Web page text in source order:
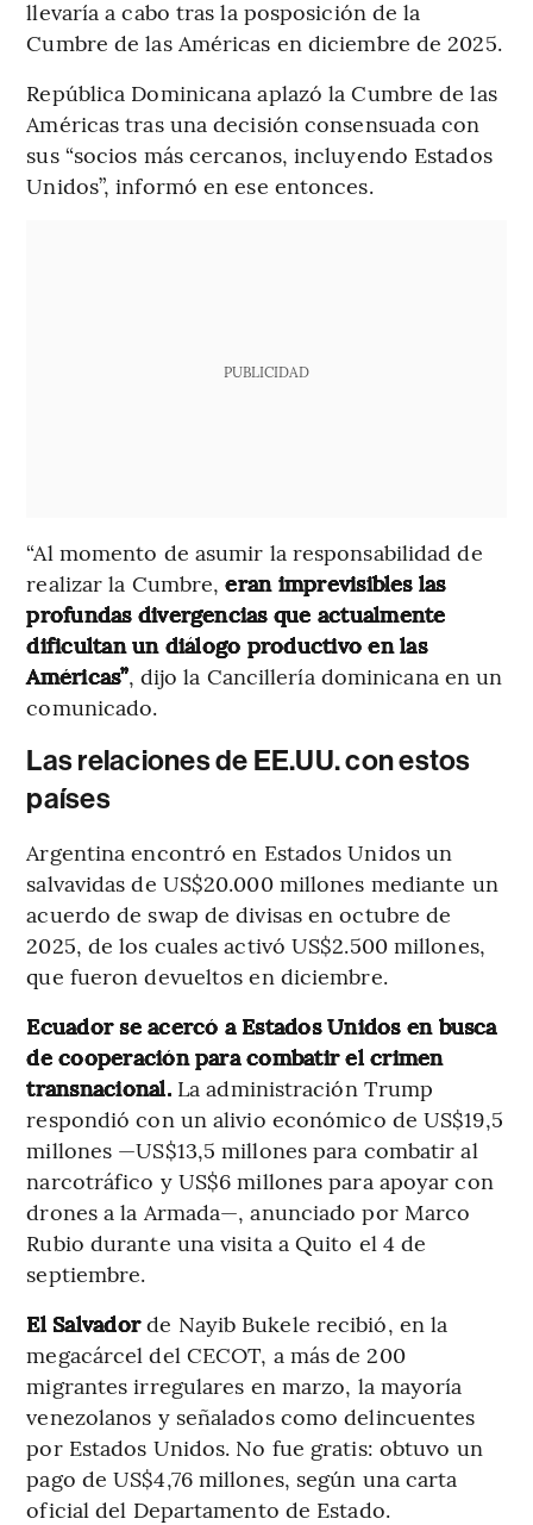
llevaría a cabo tras la posposición de la
Cumbre de las Américas en diciembre de 2025.
República Dominicana aplazó la Cumbre de las
Américas tras una decisión consensuada con
sus “socios más cercanos, incluyendo Estados
Unidos”, informó en ese entonces.
PUBLICIDAD
“Al momento de asumir la responsabilidad de
realizar la Cumbre,eran imprevisibles las
profundas divergencias que actualmente
dificultan un diálogo productivo en las
Américas”, dijo la Cancillería dominicana en un
comunicado.
Las relaciones de EE.UU. con estos
países
Argentina encontró en Estados Unidos un
salvavidas de US$20.000 millones mediante un
acuerdo de swap de divisas en octubre de
2025, de los cuales activó US$2.500 millones,
que fueron devueltos en diciembre.
Ecuador se acercó a Estados Unidos en busca
de cooperación para combatir el crimen
transnacional. La administración Trump
respondió con un alivio económico de US$19,5
millones —US$13,5 millones para combatir al
narcotráfico y US$6 millones para apoyar con
drones a la Armada—, anunciado por Marco
Rubio durante una visita a Quito el 4 de
septiembre.
El Salvadorde Nayib Bukele recibió, en la
megacárcel del CECOT, a más de 200
migrantes irregulares en marzo, la mayoría
venezolanos y señalados como delincuentes
por Estados Unidos. No fue gratis: obtuvo un
pago de US$4,76 millones, según una carta
oficial del Departamento de Estado.